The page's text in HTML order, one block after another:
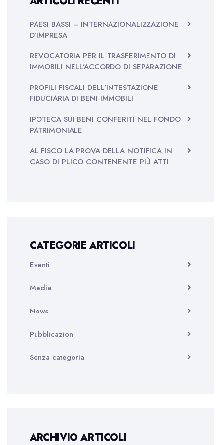
PAESI BASSI – INTERNAZIONALIZZAZIONE
D’IMPRESA
REVOCATORIA PER IL TRASFERIMENTO DI
IMMOBILI NELL’ACCORDO DI SEPARAZIONE
PROFILI FISCALI DELL’INTESTAZIONE
FIDUCIARIA DI BENI IMMOBILI
IPOTECA SUI BENI CONFERITI NEL FONDO
PATRIMONIALE
AL FISCO LA PROVA DELLA NOTIFICA IN
CASO DI PLICO CONTENENTE PIÙ ATTI
CATEGORIE ARTICOLI
Eventi
Media
News
Pubblicazioni
Senza categoria
ARCHIVIO ARTICOLI